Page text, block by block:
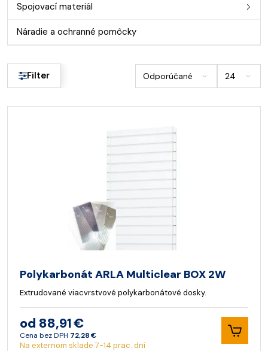
Spojovací materiál
Náradie a ochranné pomôcky
Filter
Polykarbonát ARLA Multiclear BOX 2W
Extrudované viacvrstvové polykarbonátové dosky.
od 88,91 €
Cena bez DPH 72,28 €
Na externom sklade 7-14 prac. dní